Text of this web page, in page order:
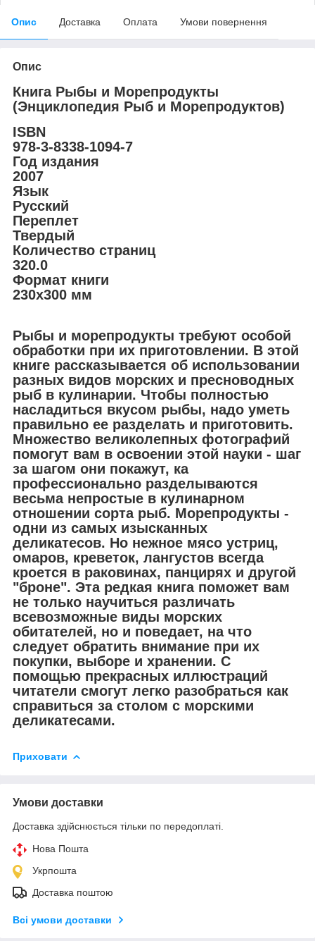
Опис Доставка Оплата Умови повернення
Опис
Книга Рыбы и Морепродукты
(Энциклопедия Рыб и Морепродуктов)
ISBN
978-3-8338-1094-7
Год издания
2007
Язык
Русский
Переплет
Твердый
Количество страниц
320.0
Формат книги
230х300 мм
Рыбы и морепродукты требуют особой
обработки при их приготовлении. В этой
книге рассказывается об использовании
разных видов морских и пресноводных
рыб в кулинарии. Чтобы полностью
насладиться вкусом рыбы, надо уметь
правильно ее разделать и приготовить.
Множество великолепных фотографий
помогут вам в освоении этой науки - шаг
за шагом они покажут, ка
профессионально разделываются
весьма непростые в кулинарном
отношении сорта рыб. Морепродукты -
одни из самых изысканных
деликатесов. Но нежное мясо устриц,
омаров, креветок, лангустов всегда
кроется в раковинах, панцирях и другой
"броне". Эта редкая книга поможет вам
не только научиться различать
всевозможные виды морских
обитателей, но и поведает, на что
следует обратить внимание при их
покупки, выборе и хранении. С
помощью прекрасных иллюстраций
читатели смогут легко разобраться как
справиться за столом с морскими
деликатесами.
Приховати
Умови доставки
Доставка здійснюється тільки по передоплаті.
Нова Пошта
Укрпошта
Доставка поштою
Всі умови доставки